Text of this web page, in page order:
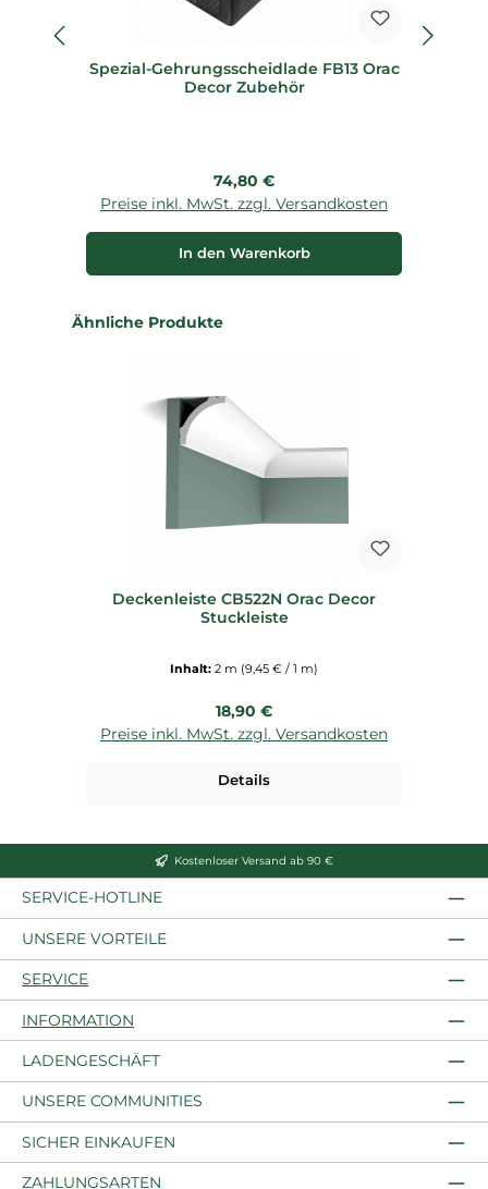
Spezial-Gehrungsscheidlade FB13 Orac
Decor Zubehör
Regulärer Preis:
74,80 €
Preise inkl. MwSt. zzgl. Versandkosten
In den Warenkorb
Produktgalerie überspringen
Ähnliche Produkte
Deckenleiste CB522N Orac Decor
Stuckleiste
Inhalt: 2 m (9,45 € / 1 m)
Regulärer Preis:
18,90 €
Preise inkl. MwSt. zzgl. Versandkosten
Details
Kostenloser Versand ab 90 €
SERVICE-HOTLINE
UNSERE VORTEILE
SERVICE
INFORMATION
LADENGESCHÄFT
UNSERE COMMUNITIES
SICHER EINKAUFEN
ZAHLUNGSARTEN